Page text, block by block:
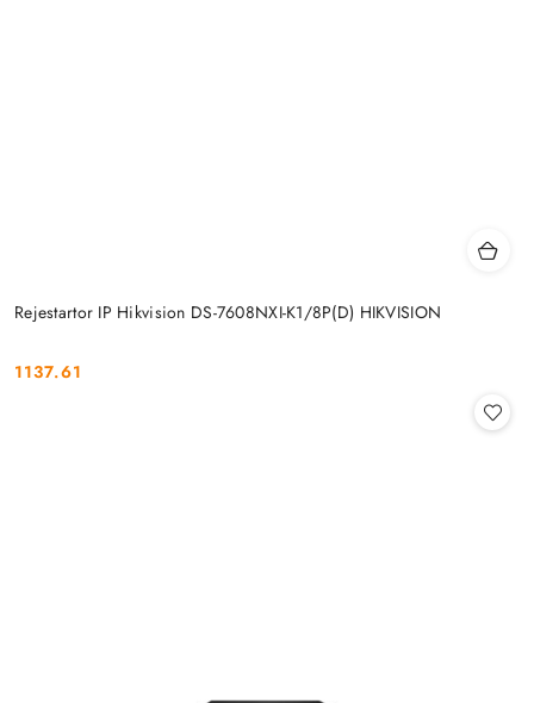
Rejestartor IP Hikvision DS-7608NXI-K1/8P(D) HIKVISION
Cena:
1137.61